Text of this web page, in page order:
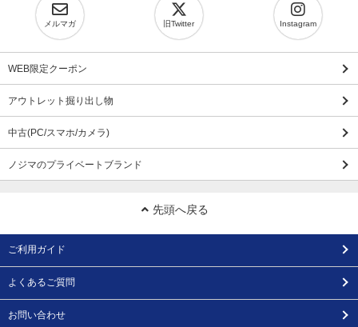
メルマガ 旧Twitter Instagram
WEB限定クーポン
アウトレット掘り出し物
中古(PC/スマホ/カメラ)
ノジマのプライベートブランド
先頭へ戻る
ご利用ガイド
よくあるご質問
お問い合わせ